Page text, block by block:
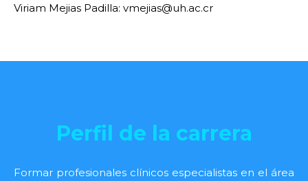
Viriam Mejias Padilla: vmejias@uh.ac.cr
Perfil de la carrera
Formar profesionales clínicos especialistas en el área